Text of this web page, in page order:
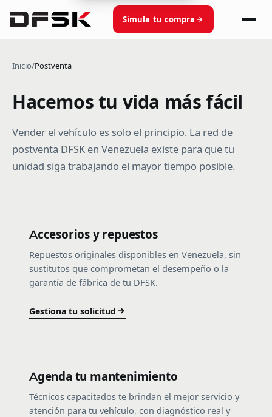
Simula tu compra
Inicio/Postventa
Hacemos tu vida más fácil
Vender el vehículo es solo el principio. La red de
postventa DFSK en Venezuela existe para que tu
unidad siga trabajando el mayor tiempo posible.
Accesorios y repuestos
Repuestos originales disponibles en Venezuela, sin
sustitutos que comprometan el desempeño o la
garantía de fábrica de tu DFSK.
Gestiona tu solicitud
Agenda tu mantenimiento
Técnicos capacitados te brindan el mejor servicio y
atención para tu vehículo, con diagnóstico real y